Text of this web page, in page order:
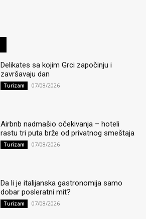
Delikates sa kojim Grci započinju i
završavaju dan
Turizam 07/08/2026
Airbnb nadmašio očekivanja – hoteli
rastu tri puta brže od privatnog smeštaja
Turizam 07/08/2026
Da li je italijanska gastronomija samo
dobar posleratni mit?
Turizam 07/08/2026